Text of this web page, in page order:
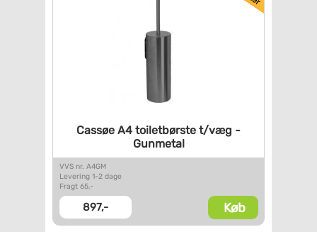
Cassøe A4 toiletbørste t/væg -
Gunmetal
VVS nr. A4GM
Levering 1-2 dage
Fragt 65,-
897,- Køb